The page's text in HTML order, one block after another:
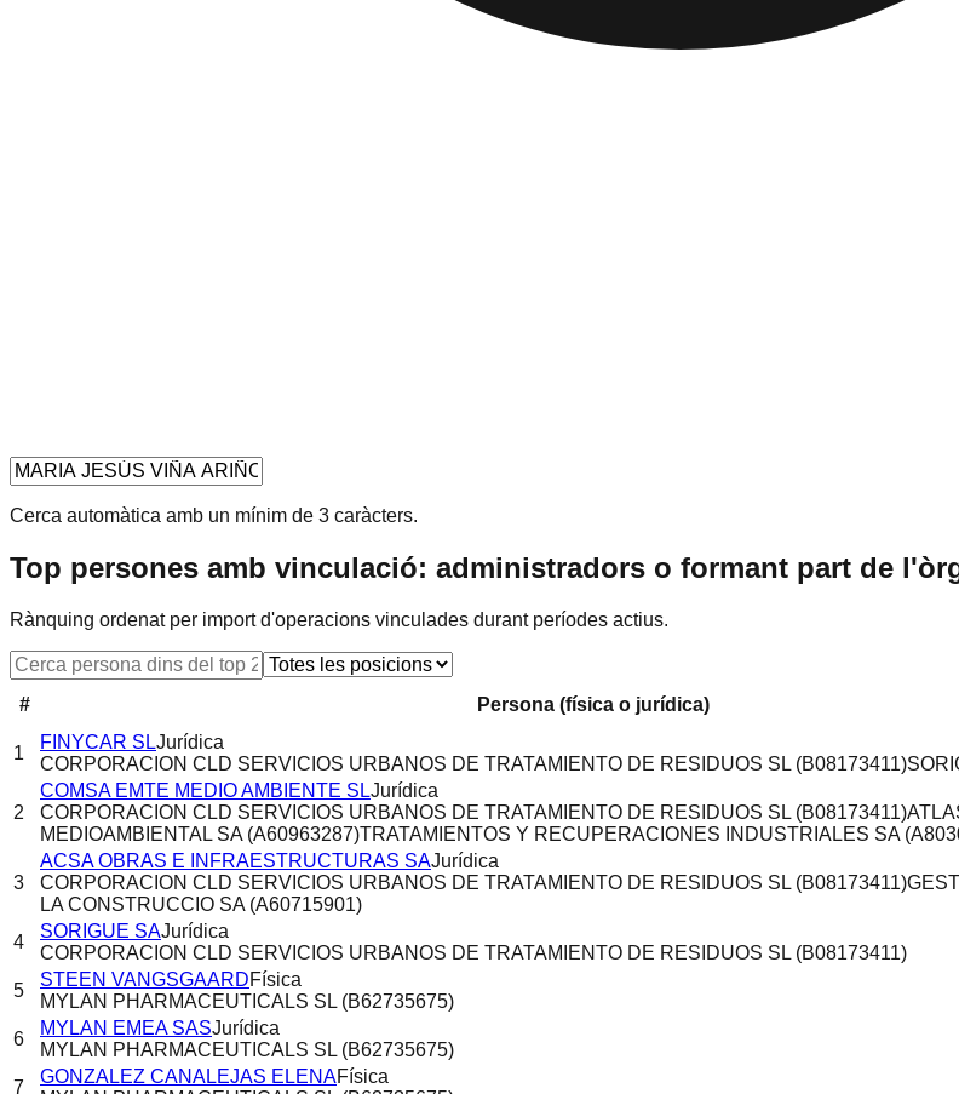
Cerca automàtica amb un mínim de 3 caràcters.
Top persones amb vinculació: administradors o formant part de
Rànquing ordenat per import d'operacions vinculades durant períodes actius.
# Persona (física o jurídica)
1
FINYCAR SLJurídica
CORPORACION CLD SERVICIOS URBANOS DE TRATAMIENTO DE RESIDUOS SL (B08173411)
2
COMSA EMTE MEDIO AMBIENTE SLJurídica
CORPORACION CLD SERVICIOS URBANOS DE TRATAMIENTO DE RESIDUOS SL (B08173411)
MEDIOAMBIENTAL SA (A60963287)TRATAMIENTOS Y RECUPERACIONES INDUSTRIALES SA
3
ACSA OBRAS E INFRAESTRUCTURAS SAJurídica
CORPORACION CLD SERVICIOS URBANOS DE TRATAMIENTO DE RESIDUOS SL (B08173411)
LA CONSTRUCCIO SA (A60715901)
4
SORIGUE SAJurídica
CORPORACION CLD SERVICIOS URBANOS DE TRATAMIENTO DE RESIDUOS SL (B08173411)
5
STEEN VANGSGAARDFísica
MYLAN PHARMACEUTICALS SL (B62735675)
6
MYLAN EMEA SASJurídica
MYLAN PHARMACEUTICALS SL (B62735675)
7
GONZALEZ CANALEJAS ELENAFísica